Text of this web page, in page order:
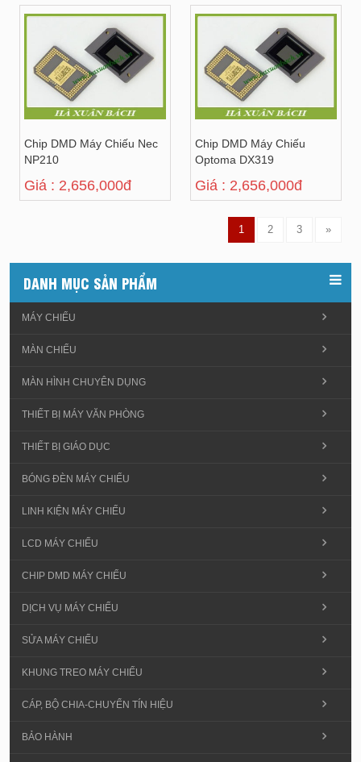
Chip DMD Máy Chiếu Nec
NP210
Giá : 2,656,000đ
Chip DMD Máy Chiếu
Optoma DX319
Giá : 2,656,000đ
1 2 3 »
DANH MỤC SẢN PHẨM
MÁY CHIẾU
MÀN CHIẾU
MÀN HÌNH CHUYÊN DỤNG
THIẾT BỊ MÁY VĂN PHÒNG
THIẾT BỊ GIÁO DỤC
BÓNG ĐÈN MÁY CHIẾU
LINH KIỆN MÁY CHIẾU
LCD MÁY CHIẾU
CHIP DMD MÁY CHIẾU
DỊCH VỤ MÁY CHIẾU
SỬA MÁY CHIẾU
KHUNG TREO MÁY CHIẾU
CÁP, BỘ CHIA-CHUYỂN TÍN HIỆU
BẢO HÀNH